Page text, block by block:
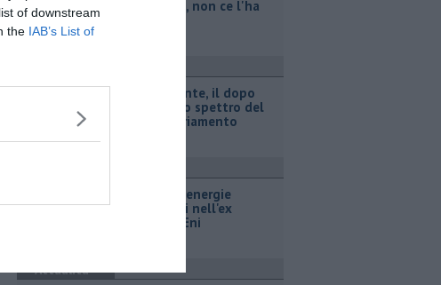
of downstream
the IAB’s List of
legionella, non ce l'ha
Retiambiente, il dopo
Fortini e lo spettro del
commissariamento
Hub delle energie
rinnovabili nell'ex
deposito Eni
Attualità